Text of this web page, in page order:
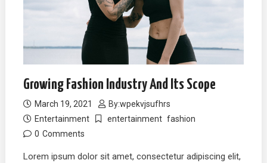
Growing Fashion Industry And Its Scope
March 19, 2021 By:wpekvjsufhrs
Entertainment
entertainment fashion
0 Comments
Lorem ipsum dolor sit amet, consectetur adipiscing elit,